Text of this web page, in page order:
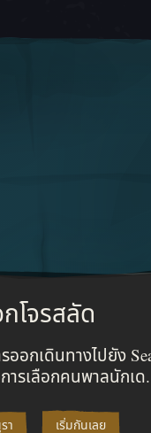
กโจรสลัด
ออกเดินทางไปยัง
ารเลือกคนพาลนักเด
ขั้นแรกของการออกเ
า เริ่มกันเลย